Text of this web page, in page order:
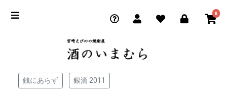
0
銭にあらず 銀滴 2011